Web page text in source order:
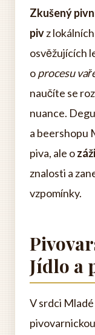
Zkušený
pivz
osvěžujících
oprocesu
naučíte se
nuance.
a beershopu
piva, ale o
znalosti a
vzpomínky.
Jídlo a
V srdci